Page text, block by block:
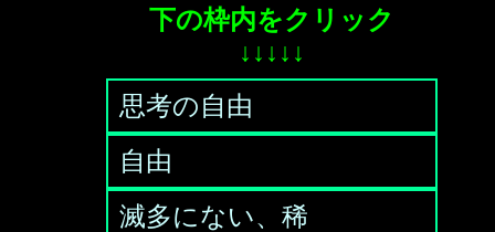
下の枠内をクリック
↓↓↓↓↓
思考の自由
自由
滅多にない、稀